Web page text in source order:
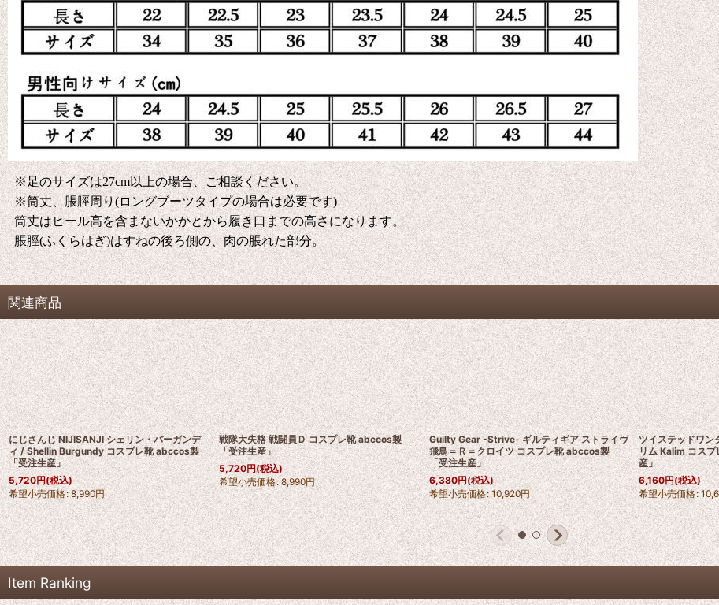
※足のサイズは27cm以上の場合、ご相談ください。
※筒丈、脹脛周り(ロングブーツタイプの場合は必要です)
筒丈はヒール高を含まないかかとから履き口までの高さになります。
脹脛(ふくらはぎ)はすねの後ろ側の、肉の脹れた部分。
関連商品
にじさんじ NIJISANJI シェリン・バーガンデ
ィ / Shellin Burgundy コスプレ靴 abccos製
「受注生産」
5,720円(税込)
希望小売価格: 8,990円
戦隊大失格 戦闘員Ｄ コスプレ靴 abccos製
「受注生産」
5,720円(税込)
希望小売価格: 8,990円
Guilty Gear -Strive- ギルティギア ストライヴ
飛鳥＝Ｒ＝クロイツ コスプレ靴 abccos製
「受注生産」
6,380円(税込)
希望小売価格: 10,920円
ツイステッドワン
リム Kalim コス
産」
6,160円(税込)
希望小売価格:
Item Ranking